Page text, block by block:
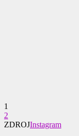
1
2
ZDROJInstagram